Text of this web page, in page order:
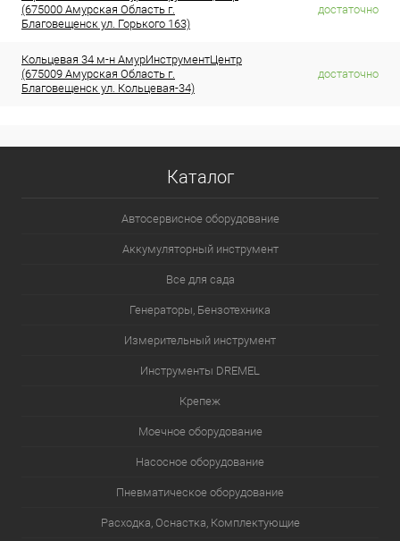
(675000 Амурская Область г.
Благовещенск ул. Горького 163)
достаточно
Кольцевая 34 м-н АмурИнструментЦентр
(675009 Амурская Область г.
Благовещенск ул. Кольцевая-34)
достаточно
Каталог
Автосервисное оборудование
Аккумуляторный инструмент
Все для сада
Генераторы, Бензотехника
Измерительный инструмент
Инструменты DREMEL
Крепеж
Моечное оборудование
Насосное оборудование
Пневматическое оборудование
Расходка, Оснастка, Комплектующие